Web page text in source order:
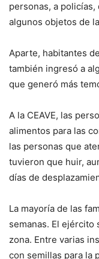
personas, a
algunos objetos de
Aparte, habitantes
también ingresó a
que generó más
A la CEAVE, las
alimentos para las
las personas que
tuvieron que huir,
días de
La mayoría de las
semanas. El ejército
zona. Entre varias
con semillas para la